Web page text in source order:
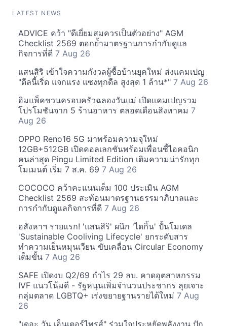
LATEST NEWS
ADVICE คว้า "ดีเยี่ยมสมควรเป็นตัวอย่าง" AGM
Checklist 2569 ตอกย้ำมาตรฐานการกำกับดูแล
กิจการที่ดี 7 Aug 26
แสนสิริ เข้าใจความกังวลผู้ซื้อบ้านยุคใหม่ ส่งแคมเปญ
"ดีลนี้เริ่ด แจกแรง แซงทุกดีล สูงสุด 1 ล้าน*" 7 Aug 26
อิมแพ็คชวนครอบครัวฉลองวันแม่ เปิดแคมเปญรวม
โปรโมชันจาก 5 ร้านอาหาร ตลอดเดือนสิงหาคม 7
Aug 26
OPPO Reno16 5G มาพร้อมความจุใหม่
12GB+512GB เปิดคอลเลกชันพร้อมเพื่อนซี้ไอคอนิก
คนล่าสุด Pingu Limited Edition เติมความน่ารักทุก
โมเมนต์ เริ่ม 7 ส.ค. 69 7 Aug 26
COCOCO คว้าคะแนนเต็ม 100 ประเมิน AGM
Checklist 2569 สะท้อนมาตรฐานธรรมาภิบาลและ
การกำกับดูแลกิจการที่ดี 7 Aug 26
อสังหาฯ รายแรก! 'แสนสิริ' ผนึก 'ไดกิ้น' ปั้นโมเดล
'Sustainable Cooliving Lifecycle' ยกระดับสาร
ทำความเย็นหมุนเวียน ขับเคลื่อน Circular Economy
เต็มขั้น 7 Aug 26
SAFE เปิดงบ Q2/69 กำไร 29 ลบ. คาดอุตสาหกรรม
IVF แนวโน้มดี - รัฐหนุนเพิ่มจำนวนประชากร ลุยเจาะ
กลุ่มตลาด LGBTQ+ เร่งขยายฐานรายได้ใหม่ 7 Aug
26
"เดอะ วัน เอ็นเตอร์ไพรส์" ร่วมใจประหยัดพลังงาน ปัก